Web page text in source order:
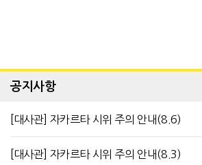
공지사항
[대사관] 자카르타 시위 주의 안내(8.6)
[대사관] 자카르타 시위 주의 안내(8.3)